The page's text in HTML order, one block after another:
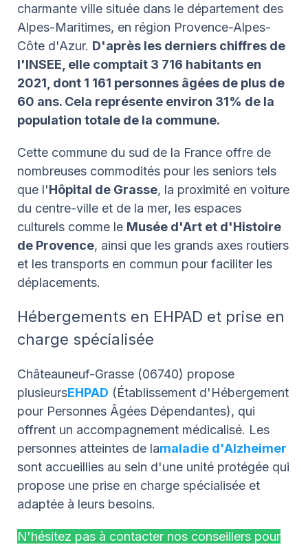
charmante ville située dans le département des
Alpes-Maritimes, en région Provence-Alpes-
Côte d'Azur. D'après les derniers chiffres de
l'INSEE, elle comptait 3 716 habitants en
2021, dont 1 161 personnes âgées de plus de
60 ans. Cela représente environ 31% de la
population totale de la commune.
Cette commune du sud de la France offre de
nombreuses commodités pour les seniors tels
que l'Hôpital de Grasse, la proximité en voiture
du centre-ville et de la mer, les espaces
culturels comme le Musée d'Art et d'Histoire
de Provence, ainsi que les grands axes routiers
et les transports en commun pour faciliter les
déplacements.
Hébergements en EHPAD et prise en
charge spécialisée
Châteauneuf-Grasse (06740) propose
plusieursEHPAD (Établissement d'Hébergement
pour Personnes Âgées Dépendantes), qui
offrent un accompagnement médicalisé. Les
personnes atteintes de lamaladie d'Alzheimer
sont accueillies au sein d'une unité protégée qui
propose une prise en charge spécialisée et
adaptée à leurs besoins.
N'hésitez pas à contacter nos conseillers pour